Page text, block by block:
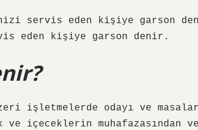
servis eden kişiye garson
eden kişiye garson denir.
işletmelerde odayı ve
içeceklerin muhafazasından ve